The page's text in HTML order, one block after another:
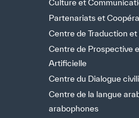
Culture et
Partenariats et
Centre de Traduction
Centre de Prospective
Artificielle
Centre du Dialogue
Centre de la langue
arabophones